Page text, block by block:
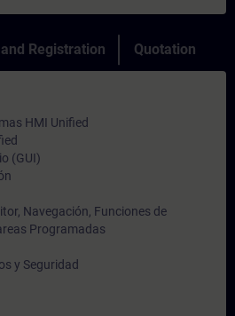
Registration Quotation
HMI Unified
(GUI)
Navegación, Funciones de
Programadas
y Seguridad